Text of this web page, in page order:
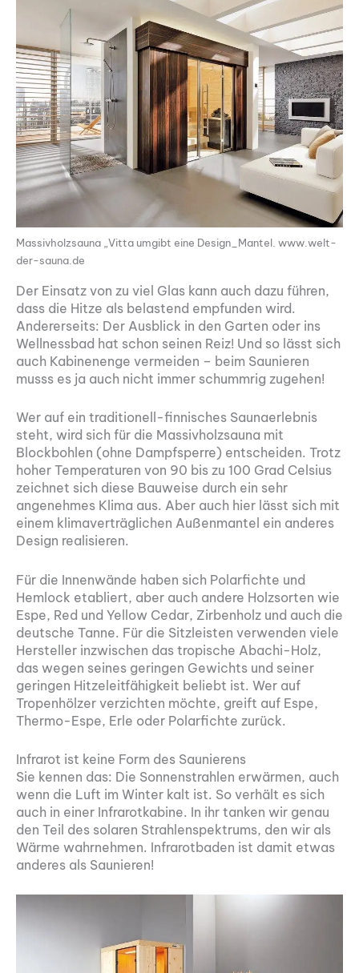
Massivholzsauna „Vitta umgibt eine Design_Mantel. www.welt-
der-sauna.de
Der Einsatz von zu viel Glas kann auch dazu führen,
dass die Hitze als belastend empfunden wird.
Andererseits: Der Ausblick in den Garten oder ins
Wellnessbad hat schon seinen Reiz! Und so lässt sich
auch Kabinenenge vermeiden – beim Saunieren
musss es ja auch nicht immer schummrig zugehen!
Wer auf ein traditionell-finnisches Saunaerlebnis
steht, wird sich für die Massivholzsauna mit
Blockbohlen (ohne Dampfsperre) entscheiden. Trotz
hoher Temperaturen von 90 bis zu 100 Grad Celsius
zeichnet sich diese Bauweise durch ein sehr
angenehmes Klima aus. Aber auch hier lässt sich mit
einem klimaverträglichen Außenmantel ein anderes
Design realisieren.
Für die Innenwände haben sich Polarfichte und
Hemlock etabliert, aber auch andere Holzsorten wie
Espe, Red und Yellow Cedar, Zirbenholz und auch die
deutsche Tanne. Für die Sitzleisten verwenden viele
Hersteller inzwischen das tropische Abachi-Holz,
das wegen seines geringen Gewichts und seiner
geringen Hitzeleitfähigkeit beliebt ist. Wer auf
Tropenhölzer verzichten möchte, greift auf Espe,
Thermo-Espe, Erle oder Polarfichte zurück.
Infrarot ist keine Form des Saunierens
Sie kennen das: Die Sonnenstrahlen erwärmen, auch
wenn die Luft im Winter kalt ist. So verhält es sich
auch in einer Infrarotkabine. In ihr tanken wir genau
den Teil des ­solaren Strahlenspektrums, den wir als
Wärme wahrnehmen. Infrarotbaden ist damit etwas
anderes als Saunieren!